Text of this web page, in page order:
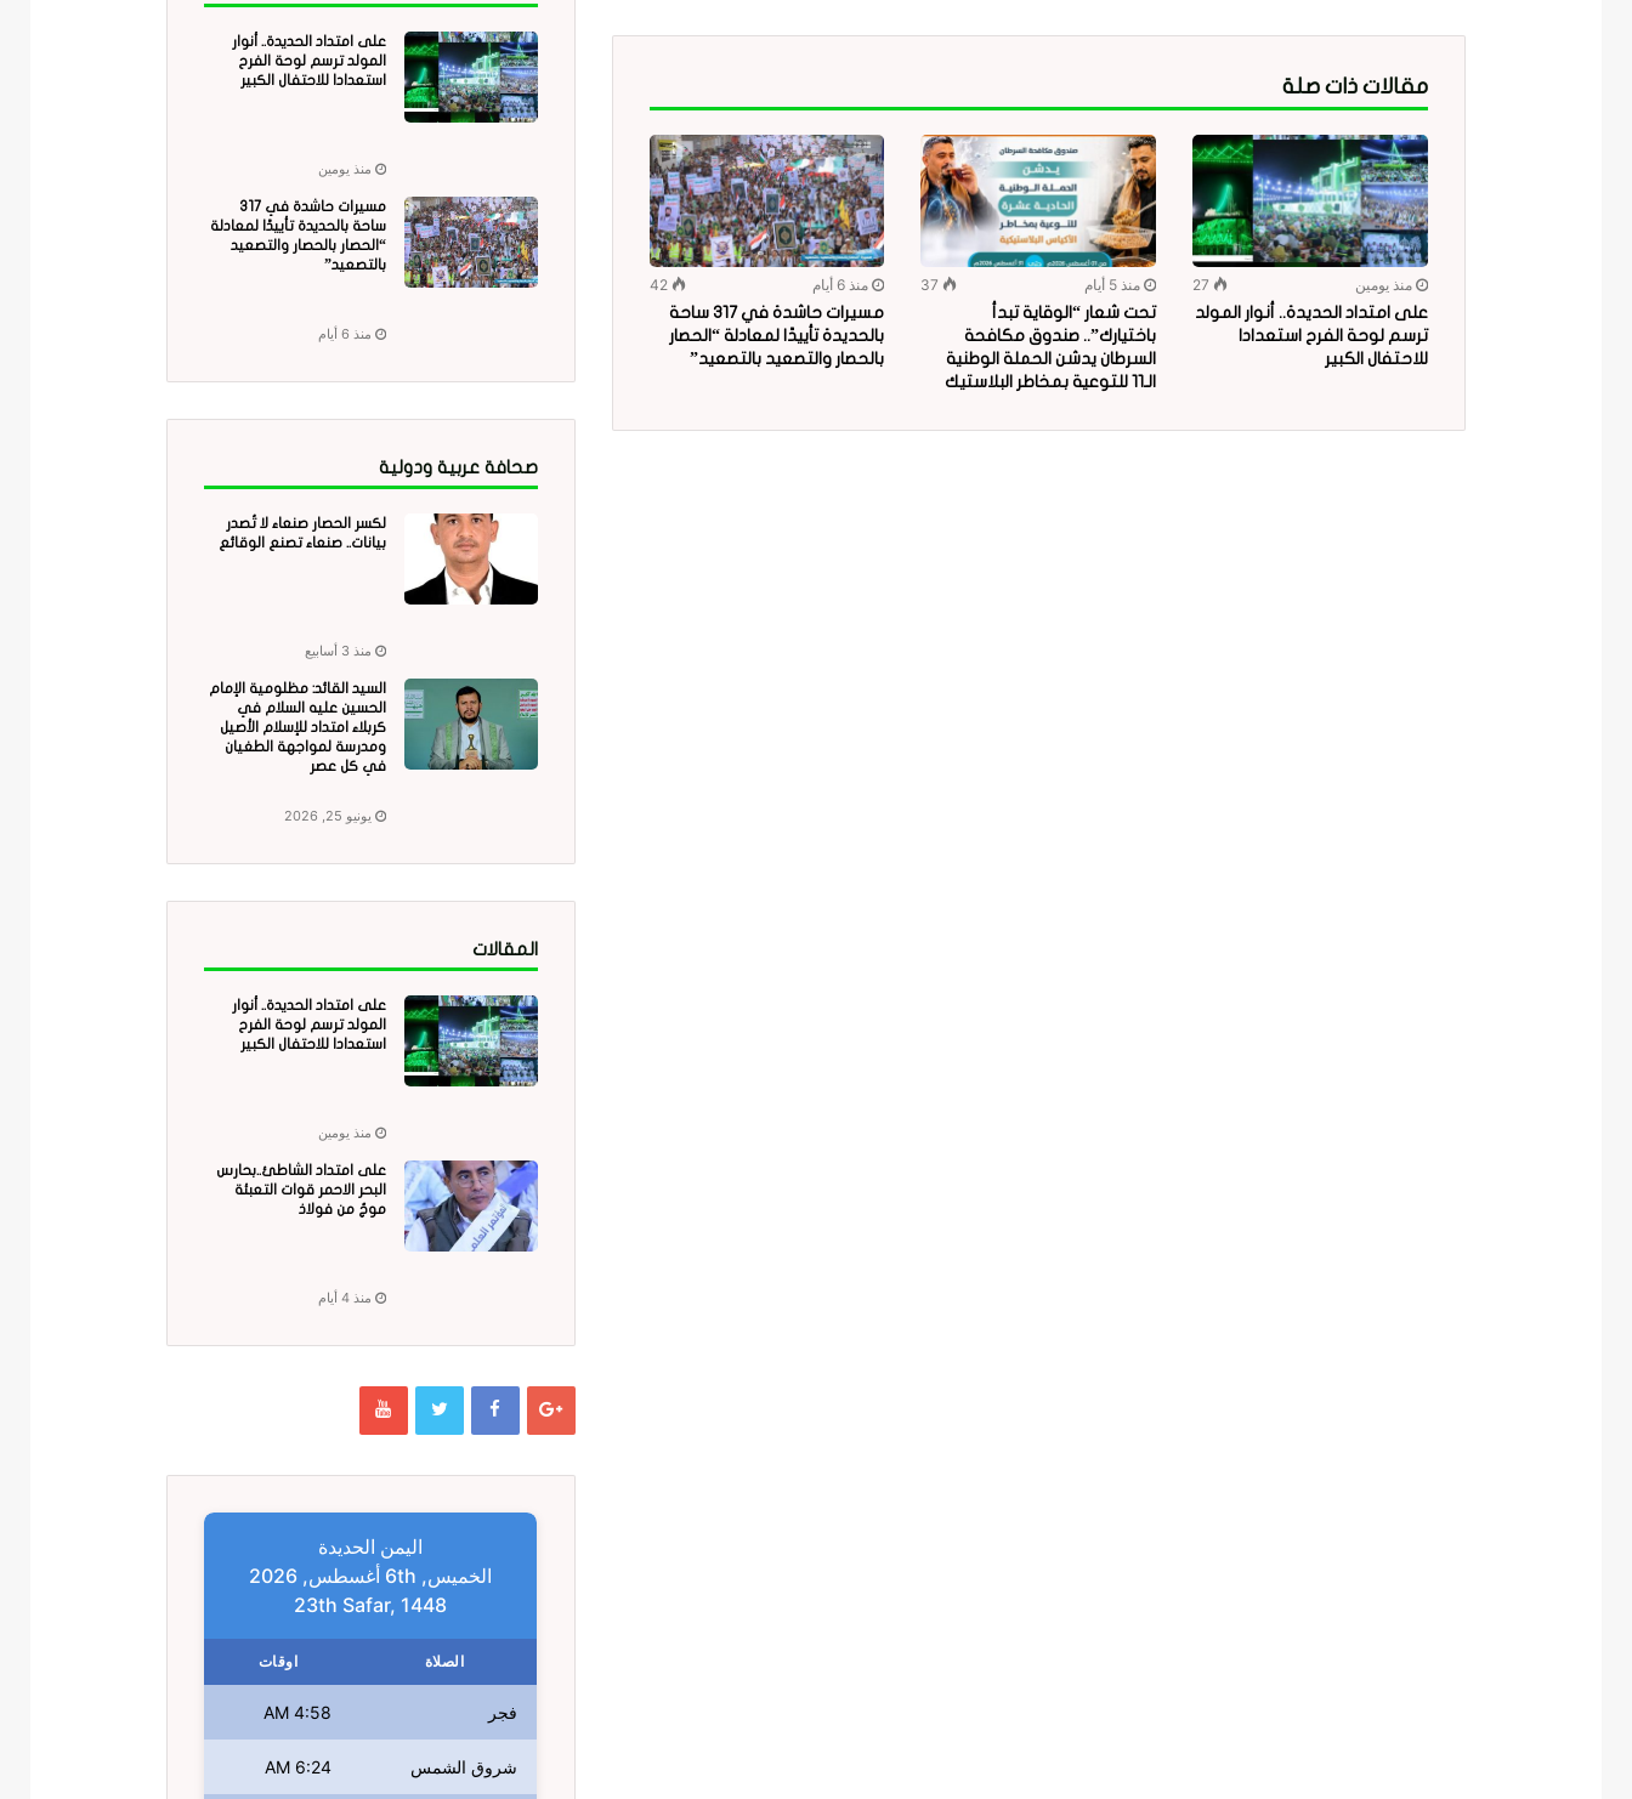
مقالات ذات صلة
منذ يومين
27
على امتداد الحديدة.. أنوار المولد
ترسم لوحة الفرح استعدادا
للاحتفال الكبير
منذ 5 أيام
37
تحت شعار “الوقاية تبدأ
باختيارك”.. صندوق مكافحة
السرطان يدشن الحملة الوطنية
الـ11 للتوعية بمخاطر البلاستيك
منذ 6 أيام
42
مسيرات حاشدة في 317 ساحة
بالحديدة تأييدًا لمعادلة “الحصار
بالحصار والتصعيد بالتصعيد”
على امتداد الحديدة.. أنوار
المولد ترسم لوحة الفرح
استعدادا للاحتفال الكبير
منذ يومين
مسيرات حاشدة في 317
ساحة بالحديدة تأييدًا لمعادلة
“الحصار بالحصار والتصعيد
بالتصعيد”
منذ 6 أيام
صحافة عربية ودولية
لكسر الحصار صنعاء لا تُصدر
بيانات.. صنعاء تصنع الوقائع
منذ 3 أسابيع
السيد القائد: مظلومية الإمام
الحسين عليه السلام في
كربلاء امتداد للإسلام الأصيل
ومدرسة لمواجهة الطغيان
في كل عصر
يونيو 25, 2026
المقالات
على امتداد الحديدة.. أنوار
المولد ترسم لوحة الفرح
استعدادا للاحتفال الكبير
منذ يومين
على امتداد الشاطئ..بحارس
البحر الاحمر قوات التعبئة
موجٌ من فولاذ
منذ 4 أيام
اليمن الحديدة
الخميس, 6th أغسطس, 2026
23th Safar, 1448
الصلاة اوقات
فجر 4:58 AM
شروق الشمس 6:24 AM